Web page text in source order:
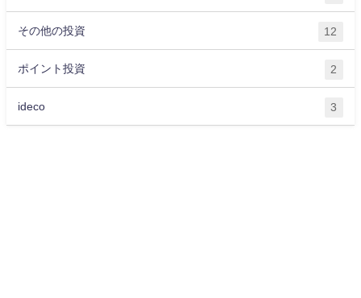
その他の投資 12
ポイント投資 2
ideco 3